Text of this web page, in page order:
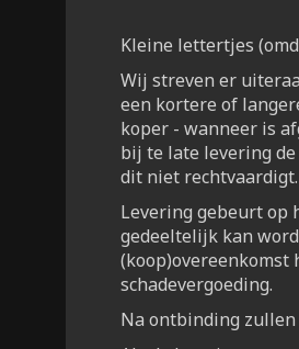
Kleine lettertjes
Wij streven er
een kortere of
koper - wanneer is
bij te late levering
dit niet rechtvaardigt.
Levering gebeurt op
gedeeltelijk kan
(koop)overeenkomst
schadevergoeding.
Na ontbinding